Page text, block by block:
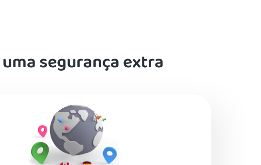
segurança extra